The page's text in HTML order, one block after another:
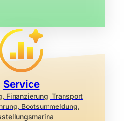
Service
Finanzierung, Transport
Bootsummeldung,